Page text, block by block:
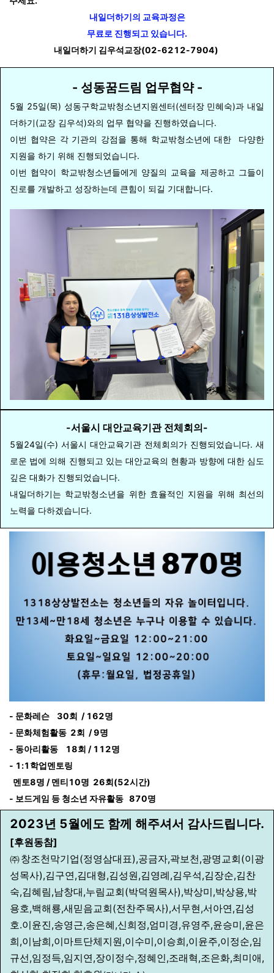
내일더하기의 교육과정은
무료로 진행되고 있습니다.
내일더하기 김우석교장(02-6212-7904)
- 성동꿈드림 업무협약 -
5월 25일(목) 성동구학교밖청소년지원센터(센터장 민혜숙)과 내일
더하기(교장 김우석)와의 업무 협약을 진행하였습니다.
이번 협약은 각 기관의 강점을 통해 학교밖청소년에 대한 다양한
지원을 하기 위해 진행되었습니다.
이번 협약이 학교밖청소년들에게 양질의 교육을 제공하고 그들이
진로를 개발하고 성장하는데 큰힘이 되길 기대합니다.
-서울시 대안교육기관 전체회의-
5월24일(수) 서울시 대안교육기관 전체회의가 진행되었습니다. 새
로운 법에 의해 진행되고 있는 대안교육의 현황과 방향에 대한 심도
깊은 대화가 진행되었습니다.
내일더하기는 학교밖청소년을 위한 효율적인 지원을 위해 최선의
노력을 다하겠습니다.
- 문화레슨 30회 / 162명
- 문화체험활동 2회 / 9명
- 동아리활동 18회 / 112명
- 1:1학업멘토링
멘토8명 / 멘티10명 26회(52시간)
- 보드게임 등 청소년 자유활동 870명
2023년 5월에도 함께 해주셔서 감사드립니다.
[후원동참]
㈜창조천막기업(정영삼대표),공금자,곽보천,광명교회(이광
성목사),김구연,김대형,김성원,김영례,김우석,김장순,김찬
숙,김혜림,남창대,누림교회(박덕원목사),박상미,박상용,박
용호,백해룡,새믿음교회(전찬주목사),서무현,서아연,김성
호.이윤진,송영근,송은혜,신희정,엄미경,유영주,윤승미,윤은
희,이남희,이마트단체지원,이수미,이승희,이윤주,이정순,임
규선,임정득,임지연,장이정수,정혜인,조래혁,조은화,최미애,